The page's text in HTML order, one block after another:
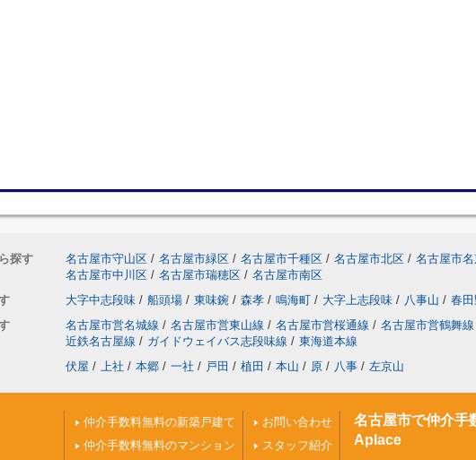
探す 名古屋市守山区 / 名古屋市緑区 / 名古屋市千種区 / 名古屋市北区 / 名古屋市
名古屋市中川区 / 名古屋市瑞穂区 / 名古屋市南区
大字中志段味 / 船頭場 / 東味鋺 / 森孝 / 鳴海町 / 大字上志段味 / 八事山 / 春
名古屋市営名城線 / 名古屋市営東山線 / 名古屋市営桜通線 / 名古屋市営鶴舞線
近鉄名古屋線 / ガイドウェイバス志段味線 / 東海道本線
伏屋 / 上社 / 本郷 / 一社 / 戸田 / 植田 / 本山 / 原 / 八事 / 左京山
仲介手数料無料の新築戸建て
仲介手数料無料のマンション
お問い合わせ
スタッフ紹介
名古屋市で仲介手
Aplace